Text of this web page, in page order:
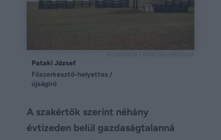
Pataki József
Főszerkesztő-helyettes /
újságíró
A szakértők szerint néhány
évtizeden belül gazdaságtalanná